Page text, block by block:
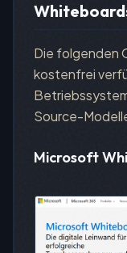
Die folgenden
kostenfrei
Source-
Microsoft